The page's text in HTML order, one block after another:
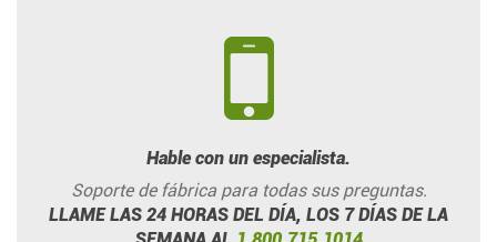
Hable con un especialista.
Soporte de fábrica para todas sus preguntas.
LLAME LAS 24 HORAS DEL DÍA, LOS 7 DÍAS DE LA